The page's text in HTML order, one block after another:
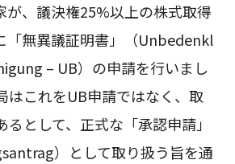
が、議決権25%以上の株式取得
「無異議証明書」（Unbedenkl
– UB）の申請を行いまし
はこれをUB申請ではなく、取
として、正式な「承認申請」
）として取り扱う旨を通